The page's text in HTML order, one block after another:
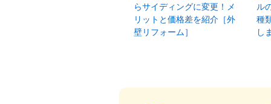
らサイディングに変更！メ
リットと価格差を紹介［外
壁リフォーム］
ル
種
し